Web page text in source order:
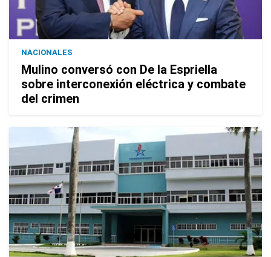
NACIONALES
Mulino conversó con De la Espriella
sobre interconexión eléctrica y combate
del crimen